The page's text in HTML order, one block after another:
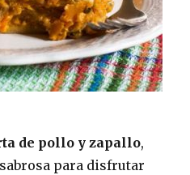
de pollo y zapallo,
para disfrutar